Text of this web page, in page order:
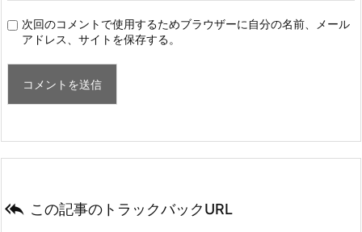
次回のコメントで使用するためブラウザーに自分の名前、メール
アドレス、サイトを保存する。
 この記事のトラックバックURL